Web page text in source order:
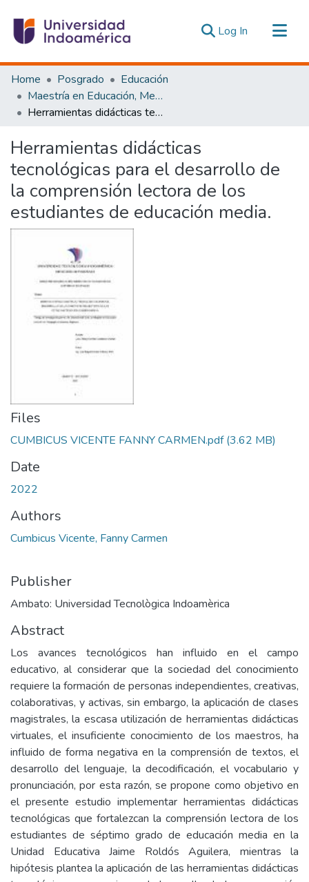
Log In (current)
Communities & Collections
All of DSpace
Statistics
Home Posgrado
Educación
Maestría en Educación, Mención Pedagogía en Entornos Digitales
Herramientas didácticas tecnológicas para el desarrollo de la comprensión lectora de los estudiantes de educación media.
Herramientas didácticas
tecnológicas para el desarrollo de
la comprensión lectora de los
estudiantes de educación media.
Files
CUMBICUS VICENTE FANNY CARMEN.pdf(3.62 MB)
Date
2022
Authors
Cumbicus Vicente, Fanny Carmen
Publisher
Ambato: Universidad Tecnològica Indoamèrica
Abstract
Los avances tecnológicos han influido en el campo
educativo, al considerar que la sociedad del conocimiento
requiere la formación de personas independientes, creativas,
colaborativas, y activas, sin embargo, la aplicación de clases
magistrales, la escasa utilización de herramientas didácticas
virtuales, el insuficiente conocimiento de los maestros, ha
influido de forma negativa en la comprensión de textos, el
desarrollo del lenguaje, la decodificación, el vocabulario y
pronunciación, por esta razón, se propone como objetivo en
el presente estudio implementar herramientas didácticas
tecnológicas que fortalezcan la comprensión lectora de los
estudiantes de séptimo grado de educación media en la
Unidad Educativa Jaime Roldós Aguilera, mientras la
hipótesis plantea la aplicación de las herramientas didácticas